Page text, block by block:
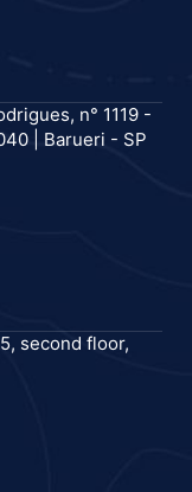
n° 1119 -
| Barueri - SP
second floor,